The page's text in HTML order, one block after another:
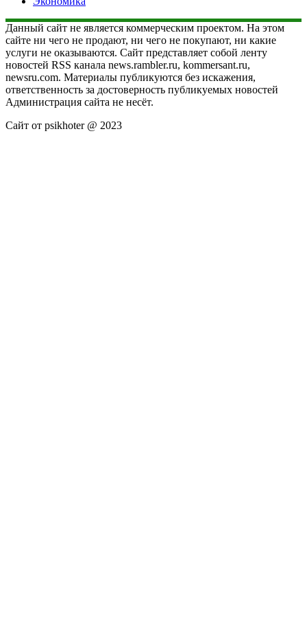
Данный сайт не является коммерческим проектом. На этом
сайте ни чего не продают, ни чего не покупают, ни какие
услуги не оказываются. Сайт представляет собой ленту
новостей RSS канала news.rambler.ru, kommersant.ru,
newsru.com. Материалы публикуются без искажения,
ответственность за достоверность публикуемых новостей
Администрация сайта не несёт.
Сайт от psikhoter @ 2023